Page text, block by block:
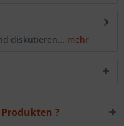
diskutieren... mehr
?